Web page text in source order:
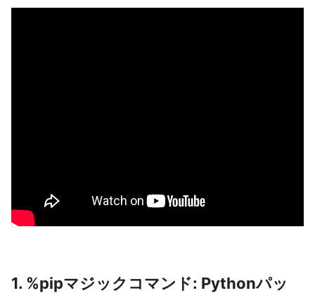
1. %pipマジックコマンド: Pythonパッ